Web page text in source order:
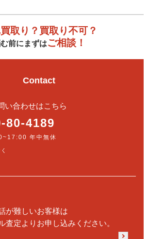
取り？買取り不可？
前にまずはご相談！
Contact
い合わせはこちら
80-4189
年中無休
が難しいお客様は
査定よりお申し込みください。